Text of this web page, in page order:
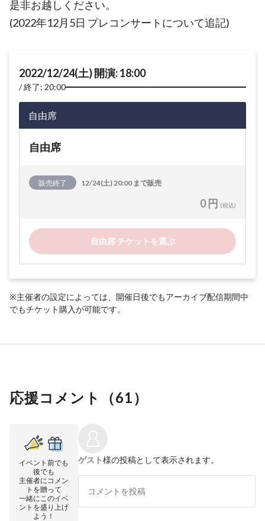
是非お越しください。
(2022年12月5日 プレコンサートについて追記)
2022/12/24(土) 開演: 18:00
終了: 20:00
自由席
自由席
販売終了 12/24(土) 20:00 まで販売
0 円 (税込)
自由席 チケットを選ぶ
※主催者の設定によっては、開催日後でもアーカイブ配信期間中
でもチケット購入が可能です。
応援コメント（61）
イベント前でも
後でも
主催者にコメン
トを贈って
一緒にこのイベ
ントを盛り上げ
よう！
ゲスト様の投稿として表示されます。